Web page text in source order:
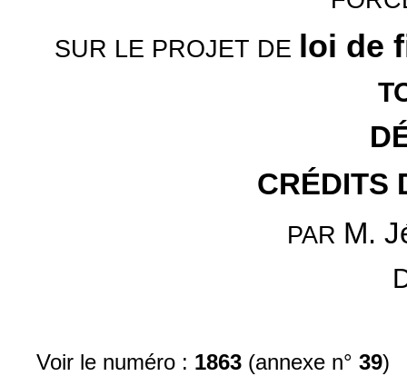
SUR LE PROJET DE loi de
CRÉDITS
PAR M.
Voir le numéro : 1863 (annexe n° 39)